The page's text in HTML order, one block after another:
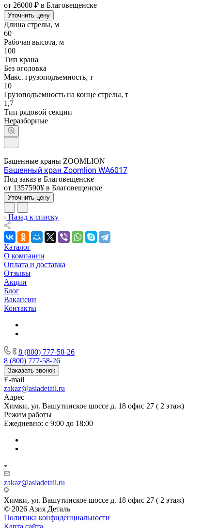
от 26000 ₽ в Благовещенске
Уточнить цену
Длина стрелы, м
60
Рабочая высота, м
100
Тип крана
Без оголовка
Макс. грузоподъемность, т
10
Грузоподъемность на конце стрелы, т
1,7
Тип рядовой секции
Неразборные
Башенные краны ZOOMLION
Башенный кран Zoomlion WA6017
Под заказ в Благовещенске
от 1357590¥ в Благовещенске
Уточнить цену
Назад к списку
Каталог
О компании
Оплата и доставка
Отзывы
Акции
Блог
Вакансии
Контакты
8 (800) 777-58-26
8 (800) 777-58-26
Заказать звонок
E-mail
zakaz@asiadetail.ru
Адрес
Химки, ул. Вашутинское шоссе д. 18 офис 27 ( 2 этаж)
Режим работы
Ежедневно: с 9:00 до 18:00
zakaz@asiadetail.ru
Химки, ул. Вашутинское шоссе д. 18 офис 27 ( 2 этаж)
© 2026 Азия Деталь
Политика конфиденциальности
Карта сайта